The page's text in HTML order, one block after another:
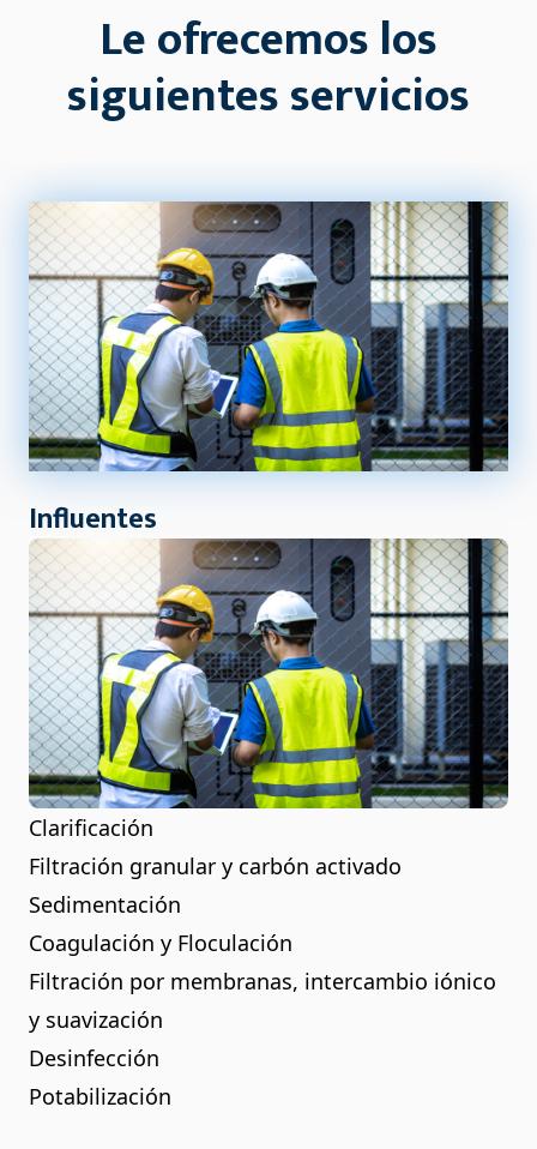
Le ofrecemos los
siguientes servicios
Influentes
Clarificación
Filtración granular y carbón activado
Sedimentación
Coagulación y Floculación
Filtración por membranas, intercambio iónico
y suavización
Desinfección
Potabilización